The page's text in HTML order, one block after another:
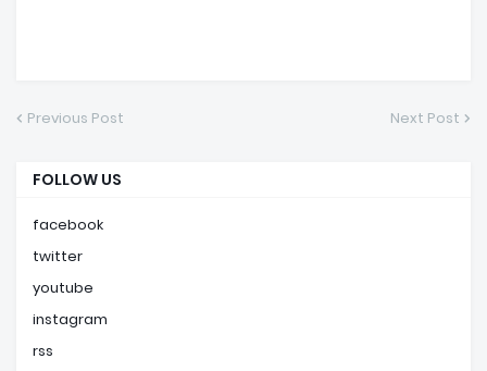
Previous Post Next Post
FOLLOW US
facebook
twitter
youtube
instagram
rss